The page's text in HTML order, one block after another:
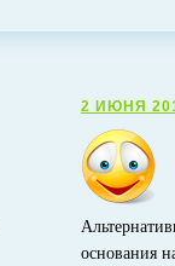
2 ИЮНЯ
основания